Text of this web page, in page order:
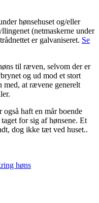
hønsehuset og/eller
(netmaskerne under
er galvaniseret. Se
til ræven, selvom der er
og ud mod et stort
med, at rævene generelt
haft en mår boende
for sig af hønsene. Et
dog ikke tæt ved huset..
høns